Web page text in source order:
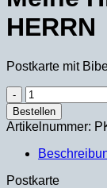
HERRN
Postkarte mit
Meine
Hilfe
kommt
von
dem
HERRN
Menge
Bestellen
Artikelnummer:
Postkarte